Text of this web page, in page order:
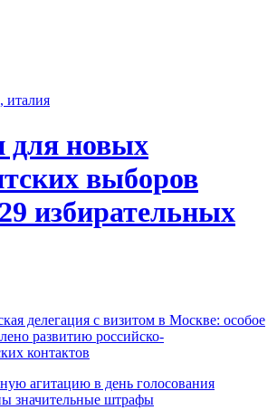
для новых
выборов
избирательных
делегация с визитом в Москве: особое
развитию российско-
контактов
агитацию в день голосования
значительные штрафы